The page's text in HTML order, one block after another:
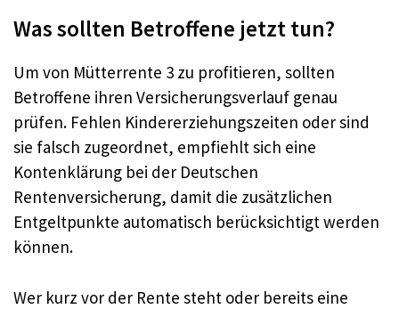
Was sollten Betroffene jetzt tun?
Um von Mütterrente 3 zu profitieren, sollten
Betroffene ihren Versicherungsverlauf genau
prüfen. Fehlen Kindererziehungszeiten oder sind
sie falsch zugeordnet, empfiehlt sich eine
Kontenklärung bei der Deutschen
Rentenversicherung, damit die zusätzlichen
Entgeltpunkte automatisch berücksichtigt werden
können.
Wer kurz vor der Rente steht oder bereits eine